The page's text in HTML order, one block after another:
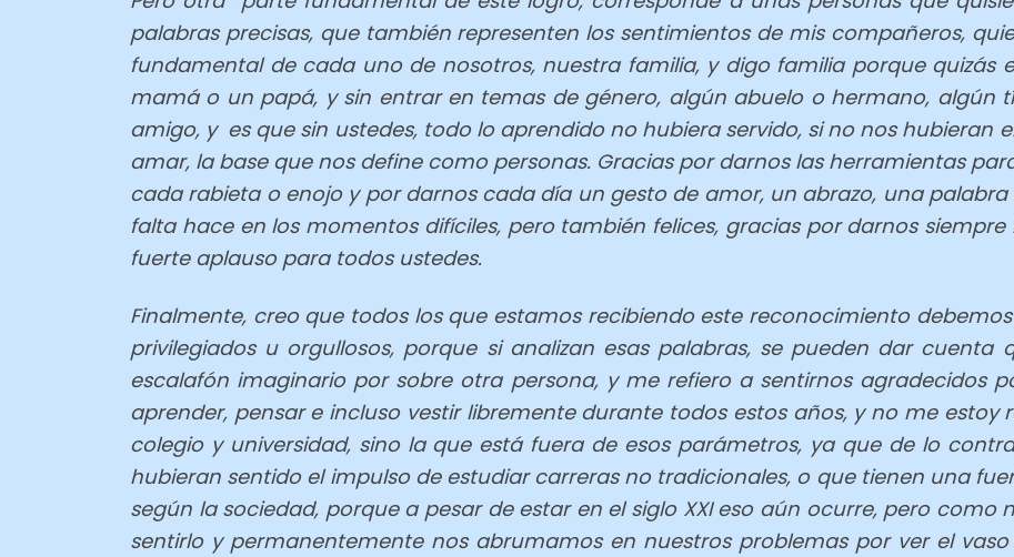
palabras precisas, que también representen los sentimientos de mis compañeros,
fundamental de cada uno de nosotros, nuestra familia, y digo familia porque quizás
mamá o un papá, y sin entrar en temas de género, algún abuelo o hermano, algún
amigo, y es que sin ustedes, todo lo aprendido no hubiera servido, si no nos hubieran
amar, la base que nos define como personas. Gracias por darnos las herramientas
cada rabieta o enojo y por darnos cada día un gesto de amor, un abrazo, una
falta hace en los momentos difíciles, pero también felices, gracias por darnos
fuerte aplauso para todos ustedes.
Finalmente, creo que todos los que estamos recibiendo este reconocimiento
privilegiados u orgullosos, porque si analizan esas palabras, se pueden dar cuenta
escalafón imaginario por sobre otra persona, y me refiero a sentirnos agradecidos
aprender, pensar e incluso vestir libremente durante todos estos años, y no me
colegio y universidad, sino la que está fuera de esos parámetros, ya que de lo
hubieran sentido el impulso de estudiar carreras no tradicionales, o que tienen una
según la sociedad, porque a pesar de estar en el siglo XXI eso aún ocurre, pero como
sentirlo y permanentemente nos abrumamos en nuestros problemas por ver el